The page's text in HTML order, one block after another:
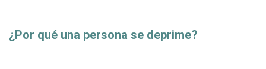
¿Por qué una persona se deprime?